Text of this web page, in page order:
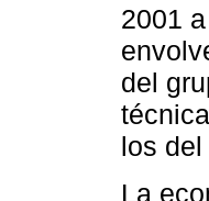
2001
del
los
La